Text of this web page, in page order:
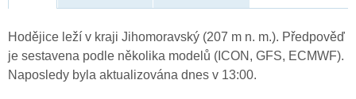
Hodějice leží v kraji Jihomoravský (207 m n. m.). Předpověď
je sestavena podle několika modelů (ICON, GFS, ECMWF).
Naposledy byla aktualizována dnes v 13:00.